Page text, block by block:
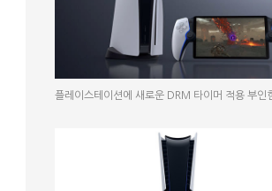
플레이스테이션에 새로운 DRM 타이머 적용 부인